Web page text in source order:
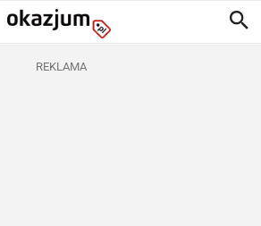
REKLAMA